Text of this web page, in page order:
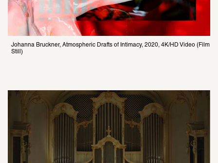
Johanna Bruckner, Atmospheric Drafts of Intimacy, 2020, 4K/HD Video (Film
Still)